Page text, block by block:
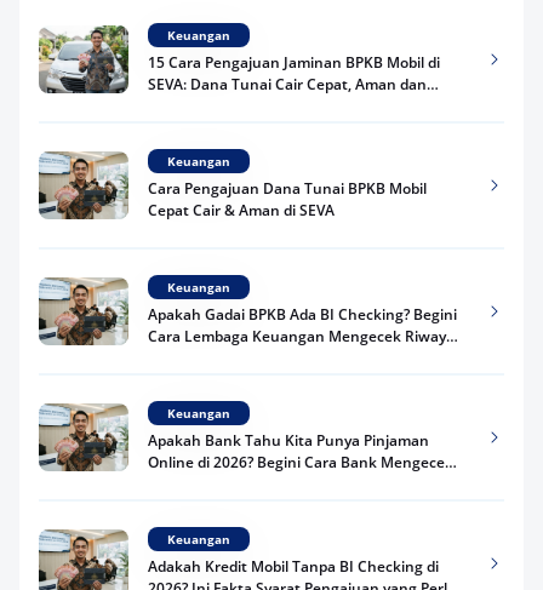
Keuangan
15 Cara Pengajuan Jaminan BPKB Mobil di
SEVA: Dana Tunai Cair Cepat, Aman dan
Keuangan
Cara Pengajuan Dana Tunai BPKB Mobil
Cepat Cair & Aman di SEVA
Keuangan
Apakah Gadai BPKB Ada BI Checking? Begini
Cara Lembaga Keuangan Mengecek Riwayat
Keuangan
Apakah Bank Tahu Kita Punya Pinjaman
Online di 2026? Begini Cara Bank Mengecek
Keuangan
Adakah Kredit Mobil Tanpa BI Checking di